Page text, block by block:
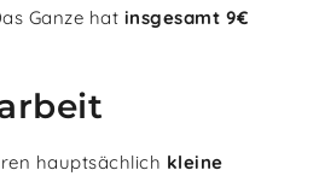
Ganze hat insgesamt 9€
hauptsächlich kleine